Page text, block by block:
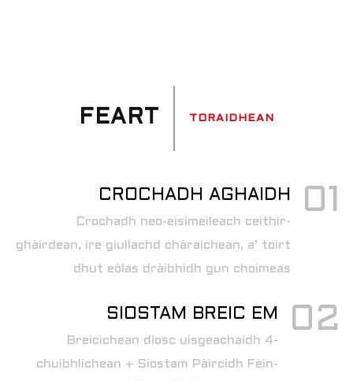
FEART TORAIDHEAN
01
CROCHADH AGHAIDH
Crochadh neo-eisimeileach ceithir-
ghàirdean, ìre giullachd chàraichean, a’ toirt
dhut eòlas dràibhidh gun choimeas
02
SIOSTAM BREIC EM
Breicichean diosc uisgeachaidh 4-
chuibhlichean + Siostam Pàircidh Fèin-